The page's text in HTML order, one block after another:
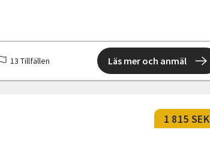
13 Tillfällen Läs mer och anmäl
1 815 SEK